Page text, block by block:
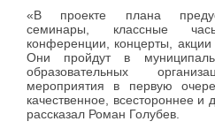
«В проекте плана
семинары, классные
конференции, концерты,
Они пройдут в
образовательных
мероприятия в первую
качественное, всестороннее и
рассказал Роман Голубев.